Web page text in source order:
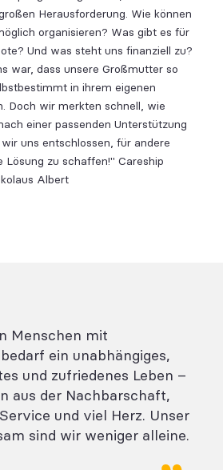
Herausforderung. Wie können
organisieren? Was gibt es für
Und was steht uns finanziell zu?
war, dass unsere Großmutter so
in ihrem eigenen
Doch wir merkten schnell, wie
einer passenden Unterstützung
uns entschlossen, für andere
Lösung zu schaffen!" Careship
Albert
Menschen mit
ein unabhängiges,
und zufriedenes Leben –
aus der Nachbarschaft,
und viel Herz. Unser
sind wir weniger alleine.